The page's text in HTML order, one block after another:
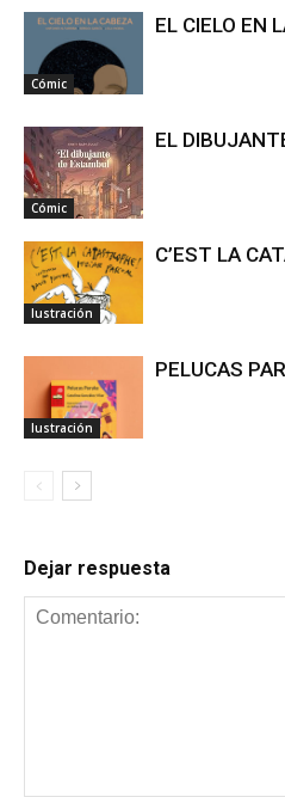
Cómic
EL CIELO EN
Cómic
EL
Iustración
C’EST LA
Iustración
PELUCAS
Dejar respuesta